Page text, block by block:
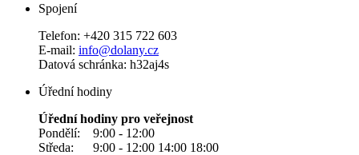
Spojení
Telefon: +420 315 722 603
E-mail: info@dolany.cz
Datová schránka: h32aj4s
Úřední hodiny
Úřední hodiny pro veřejnost
Pondělí: 9:00 - 12:00
Středa: 9:00 - 12:00 14:00 18:00